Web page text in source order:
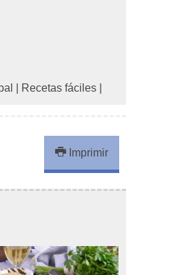
Recetas fáciles
Imprimir